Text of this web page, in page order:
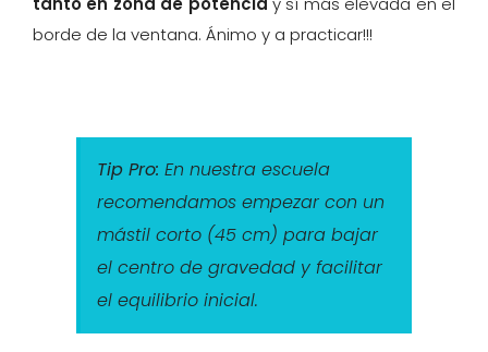
borde de la ventana. Ánimo y a practicar!!!
Tip Pro: En nuestra escuela
recomendamos empezar con un
mástil corto (45 cm) para bajar
el centro de gravedad y facilitar
el equilibrio inicial.